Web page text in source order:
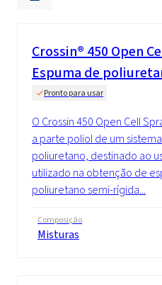
Crossin® 450 Open
Espuma de
Pronto para usar
O Crossin 450 Open Cell
a parte poliol de um
poliuretano, destinado ao
utilizado na obtenção de
poliuretano semi-rígida...
Composição
Misturas